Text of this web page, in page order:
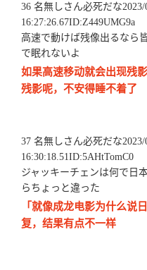
36 名無しさん必死だな2023/
16:27:26.67ID:Z449UMG9a
高速で動けば残像出るなら
で眠れないよ
如果高速移动就会出现残
残影呢，不安得睡不着了
37 名無しさん必死だな2023/
16:30:18.51ID:5AHtTomC0
ジャッキーチェンは何で日
らちょっと違った
「就像成龙电影为什么说
复，结果有点不一样